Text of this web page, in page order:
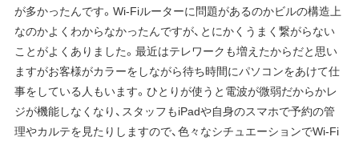
が多かったんです。Wi-Fiルーターに問題があるのかビルの構造上
なのかよくわからなかったんですが、とにかくうまく繋がらない
ことがよくありました。最近はテレワークも増えたからだと思い
ますがお客様がカラーをしながら待ち時間にパソコンをあけて仕
事をしている人もいます。ひとりが使うと電波が微弱だからかレ
ジが機能しなくなり、スタッフもiPadや自身のスマホで予約の管
理やカルテを見たりしますので、色々なシチュエーションでWi-Fi